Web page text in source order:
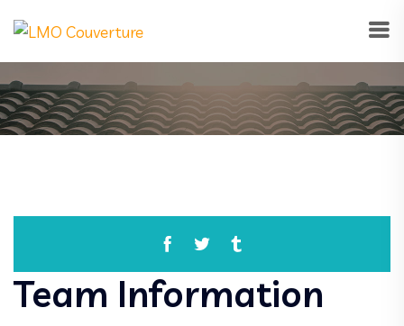
Team Information